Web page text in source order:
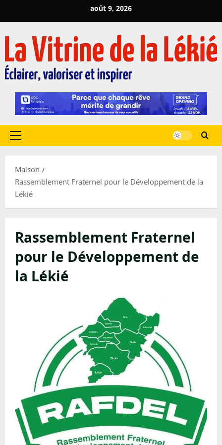
au
août 9, 2026
Menu
Maison
Rassemblement Fraternel pour le Développement de la
Lékié
Rassemblement Fraternel
pour le Développement de
la Lékié